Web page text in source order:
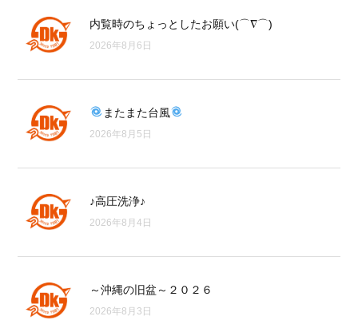
内覧時のちょっとしたお願い(⌒∇⌒)
2026年8月6日
またまた台風
2026年8月5日
♪高圧洗浄♪
2026年8月4日
～沖縄の旧盆～２０２６
2026年8月3日